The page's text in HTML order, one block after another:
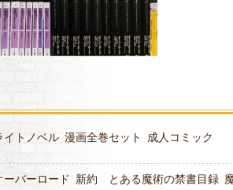
イトノベル 漫画全巻セット 成人コミック
ーバーロード 新約 とある魔術の禁書目録